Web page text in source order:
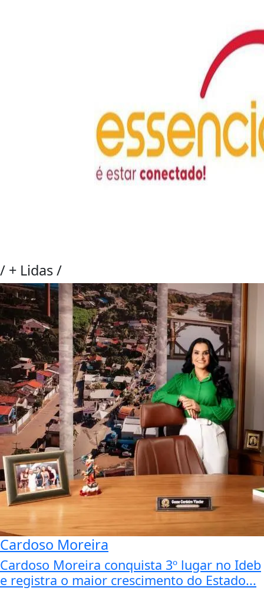
/ + Lidas/
Cardoso Moreira
Cardoso Moreira conquista 3º lugar no Ideb
e registra o maior crescimento do Estado...